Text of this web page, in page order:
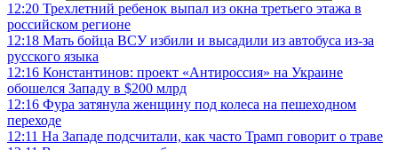
12:20 Трехлетний ребенок выпал из окна третьего этажа в
российском регионе
12:18 Мать бойца ВСУ избили и высадили из автобуса из-за
русского языка
12:16 Константинов: проект «Антироссия» на Украине
обошелся Западу в $200 млрд
12:16 Фура затянула женщину под колеса на пешеходном
переходе
12:11 На Западе подсчитали, как часто Трамп говорит о траве